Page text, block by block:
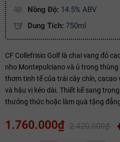
Nồng Độ: 14.5% ABV
Dung Tích: 750ml
CF Collefrisio Golf là chai vang đỏ
nho Montepulciano và ủ trong
thơm tinh tế của trái cây chín, cacao
và hậu vị kéo dài. Thiết kế sang
thưởng thức hoặc làm quà tặng
1.760.000₫ 2.420.000₫